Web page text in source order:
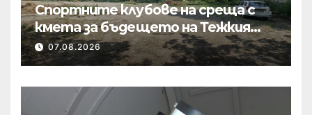
Спортните клубове на среща с
кмета за бъдещето на Тежкия
полк
07.08.2026